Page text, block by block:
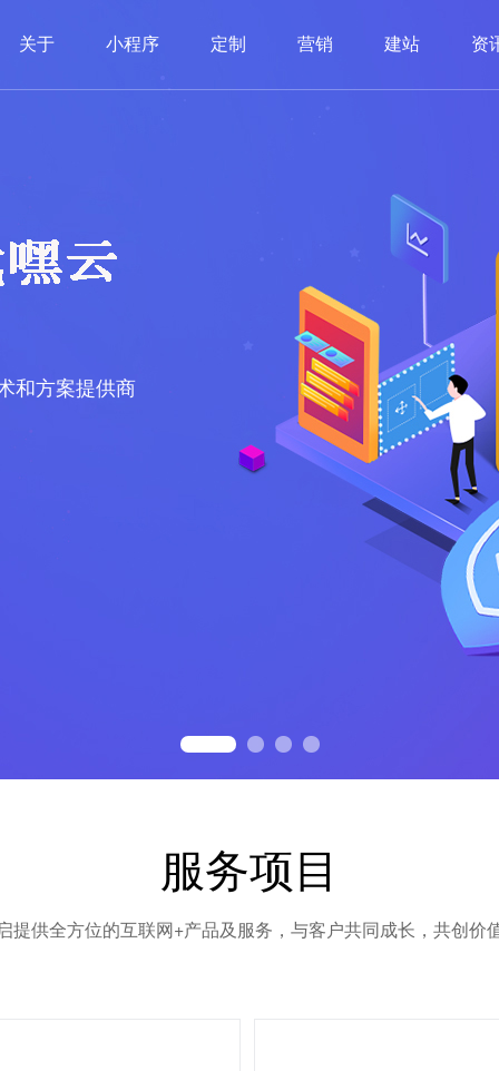
关于 小程序 定制 营销 建站 资
和方案提供商
服务项目
提供全方位的互联网+产品及服务，与客户共同成长，共创价